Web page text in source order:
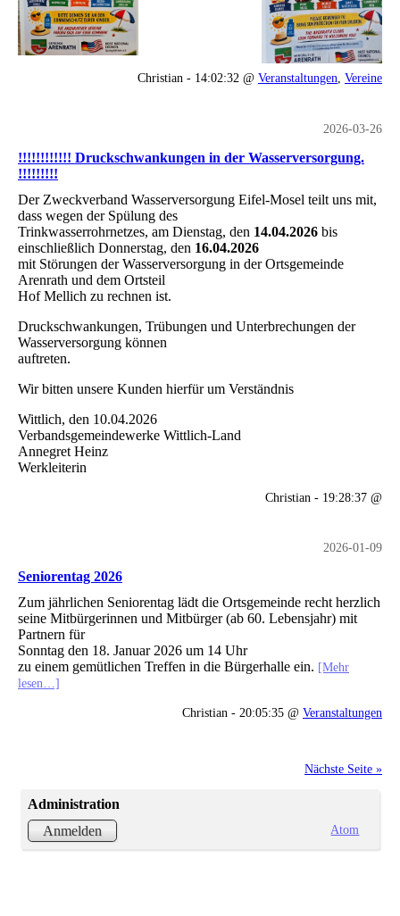
Christian - 14:02:32 @ Veranstaltungen, Vereine
2026-03-26
!!!!!!!!!!!! Druckschwankungen in der Wasserversorgung.
!!!!!!!!!
Der Zweckverband Wasserversorgung Eifel-Mosel teilt uns mit,
dass wegen der Spülung des
Trinkwasserrohrnetzes, am Dienstag, den 14.04.2026 bis
einschließlich Donnerstag, den 16.04.2026
mit Störungen der Wasserversorgung in der Ortsgemeinde
Arenrath und dem Ortsteil
Hof Mellich zu rechnen ist.
Druckschwankungen, Trübungen und Unterbrechungen der
Wasserversorgung können
auftreten.
Wir bitten unsere Kunden hierfür um Verständnis
Wittlich, den 10.04.2026
Verbandsgemeindewerke Wittlich-Land
Annegret Heinz
Werkleiterin
Christian - 19:28:37 @
2026-01-09
Seniorentag 2026
Zum jährlichen Seniorentag lädt die Ortsgemeinde recht herzlich
seine Mitbürgerinnen und Mitbürger (ab 60. Lebensjahr) mit
Partnern für
Sonntag den 18. Januar 2026 um 14 Uhr
zu einem gemütlichen Treffen in die Bürgerhalle ein. [Mehr
lesen…]
Christian - 20:05:35 @ Veranstaltungen
Nächste Seite »
Administration
Anmelden
Atom